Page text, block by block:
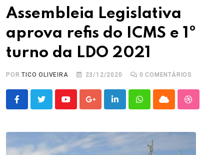
Assembleia Legislativa
aprova refis do ICMS e 1º
turno da LDO 2021
PORTICO OLIVEIRA 23/12/2020 0 COMENTÁRIOS
YoutubeGoogle+LinkedInWhatsappCloud